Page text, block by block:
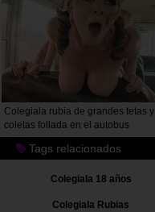
Colegiala rubia de grandes tetas y
coletas follada en el autobus
Tags relacionados
Colegiala 18 años
Colegiala Rubias